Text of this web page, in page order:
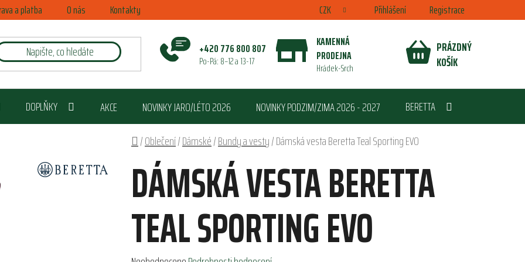
a platba O nás Kontakty CZK Přihlášení Registrace
+420 776 800 807
Po-Pá: 8–12 a 13-17
KAMENNÁ
PRODEJNA
Hrádek-Srch
NÁKUPNÍ
PRÁZDNÝ
KOŠÍK
DOPLŇKY AKCE NOVINKY JARO/LÉTO 2026 NOVINKY PODZIM/ZIMA 2026 - 2027
BERETTA
Domů
/Oblečení/Dámské/Bundy a vesty/Dámská vesta Beretta Teal Sporting EVO
DÁMSKÁ VESTA BERETTA
TEAL SPORTING EVO